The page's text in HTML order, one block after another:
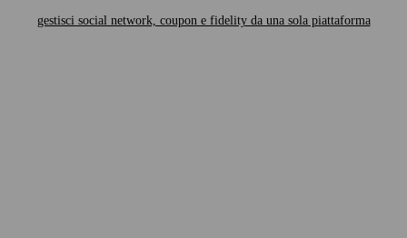
gestisci social network, coupon e fidelity da una sola piattaforma